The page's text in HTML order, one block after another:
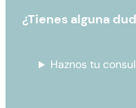
¿Tienes alguna
Haznos tu